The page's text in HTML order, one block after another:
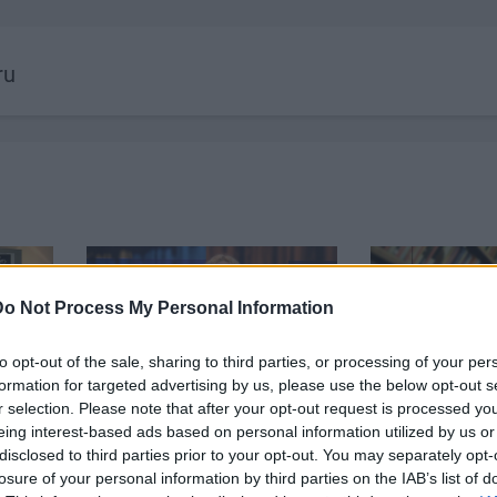
Not Process My Personal Information
opt-out of the sale, sharing to third parties, or processing of your
for targeted advertising by us, please use the below opt-out
selection. Please note that after your opt-out request is processed
interest-based ads based on personal information utilized by us
to third parties prior to your opt-out. You may separately
of your personal information by third parties on the IAB’s list of
daļa
00:19:34
05.08.2026 Preses klubs 1.
daļa
5. augusts
05.08.2026
daļa
5. augusts